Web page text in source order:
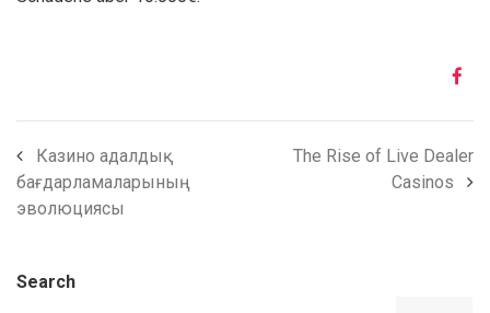
Казино адалдық
бағдарламаларының
эволюциясы
The Rise of Live Dealer
Casinos
Search